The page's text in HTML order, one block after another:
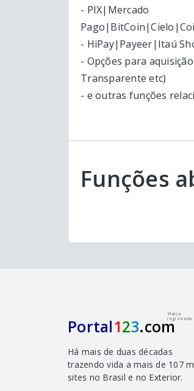
- PIX|Mercado
- HiPay|Payeer|Itaú
- Opções para
Transparente etc)
- e outras funções
Funções
Portal123.com
Marca
registrada
Há mais de duas décadas
trazendo vida a mais de 107
sites no Brasil e no Exterior.